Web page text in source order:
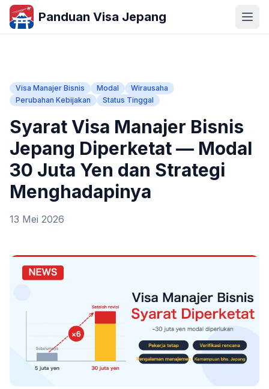
Panduan Visa Jepang
Visa Manajer Bisnis Modal
Wirausaha
Perubahan Kebijakan
Status Tinggal
Syarat Visa Manajer Bisnis
Jepang Diperketat — Modal
30 Juta Yen dan Strategi
Menghadapinya
13 Mei 2026